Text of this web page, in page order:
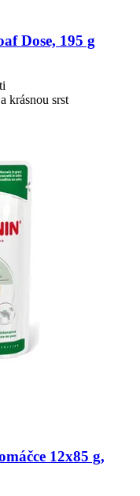
Dose, 195 g
krásnou srst
12x85 g,